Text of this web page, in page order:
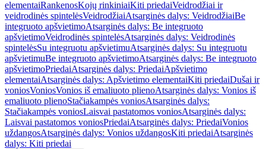
elementaiRankenosKojų rinkiniaiKiti priedaiVeidrodžiai ir
veidrodinės spintelėsVeidrodžiaiAtsarginės dalys: VeidrodžiaiBe
integruoto apšvietimoAtsarginės dalys: Be integruoto
apšvietimoVeidrodinės spintelėsAtsarginės dalys: Veidrodinės
spintelėsSu integruotu apšvietimuAtsarginės dalys: Su integruotu
apšvietimuBe integruoto apšvietimoAtsarginės dalys: Be integruoto
apšvietimoPriedaiAtsarginės dalys: PriedaiApšvietimo
elementaiAtsarginės dalys: Apšvietimo elementaiKiti priedaiDušai ir
voniosVoniosVonios iš emaliuoto plienoAtsarginės dalys: Vonios iš
emaliuoto plienoStačiakampės voniosAtsarginės dalys:
Stačiakampės voniosLaisvai pastatomos voniosAtsarginės dalys:
Laisvai pastatomos voniosPriedaiAtsarginės dalys: PriedaiVonios
uždangosAtsarginės dalys: Vonios uždangosKiti priedaiAtsarginės
dalys: Kiti priedai